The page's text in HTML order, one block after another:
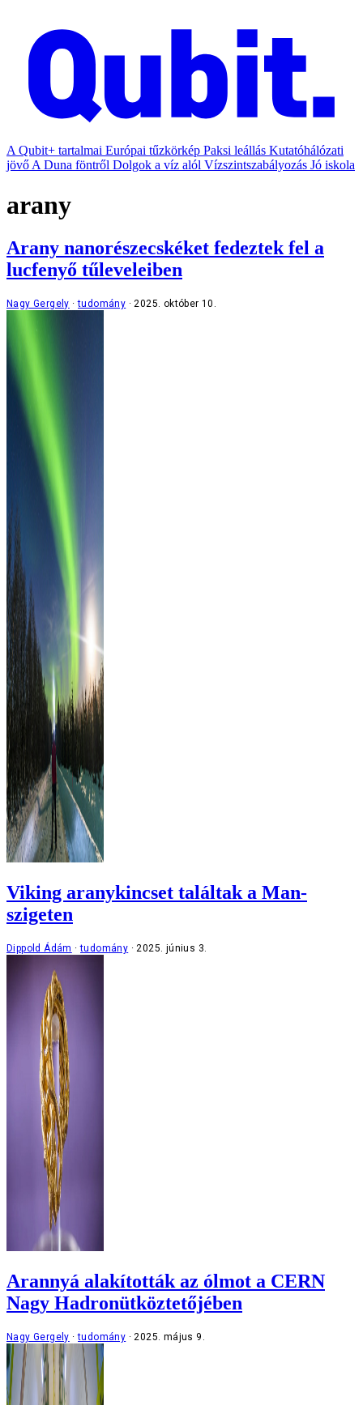
A Qubit+ tartalmai Európai tűzkörkép Paksi leállás Kutatóhálózati
jövő A Duna föntről Dolgok a víz alól Vízszintszabályozás Jó iskola
arany
Arany nanorészecskéket fedeztek fel a
lucfenyő tűleveleiben
Nagy Gergely tudomány 2025. október 10.
Viking aranykincset találtak a Man-
szigeten
Dippold Ádám tudomány 2025. június 3.
Arannyá alakították az ólmot a CERN
Nagy Hadronütköztetőjében
Nagy Gergely tudomány 2025. május 9.